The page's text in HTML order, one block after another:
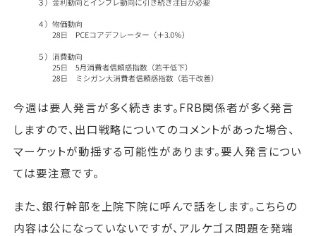
今週は要人発言が多く続きます。FRB関係者が多く発言
しますので、出口戦略についてのコメントがあった場合、
マーケットが動揺する可能性があります。要人発言につい
ては要注意です。
また、銀行幹部を上院下院に呼んで話をします。こちらの
内容は公になっていないですが、アルケゴス問題を発端